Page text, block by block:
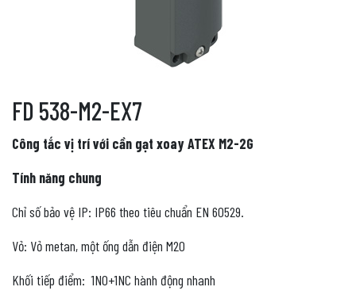
FD 538-M2-EX7
Công tắc vị trí với cần gạt xoay ATEX M2-2G
Tính năng chung
Chỉ số bảo vệ IP: IP66 theo tiêu chuẩn EN 60529.
Vỏ: Vỏ metan, một ống dẫn điện M20
Khối tiếp điểm: 1NO+1NC hành động nhanh